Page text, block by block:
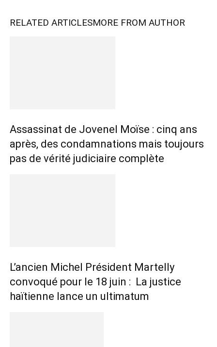
RELATED ARTICLESMORE FROM AUTHOR
Assassinat de Jovenel Moïse : cinq ans
après, des condamnations mais toujours
pas de vérité judiciaire complète
L’ancien Michel Président Martelly
convoqué pour le 18 juin : La justice
haïtienne lance un ultimatum